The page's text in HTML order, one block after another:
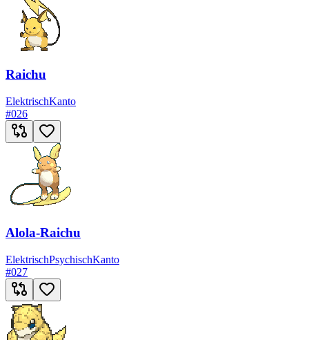
Raichu
ElektrischKanto
#026
Alola-Raichu
ElektrischPsychischKanto
#027